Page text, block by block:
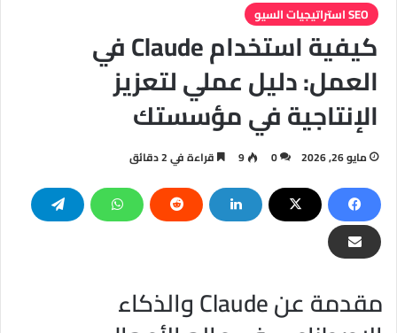
SEO استراتيجيات السيو
كيفية استخدام Claude في
العمل: دليل عملي لتعزيز
الإنتاجية في مؤسستك
مايو 26, 2026 0
9 قراءة في 2 دقائق
مقدمة عن Claude والذكاء